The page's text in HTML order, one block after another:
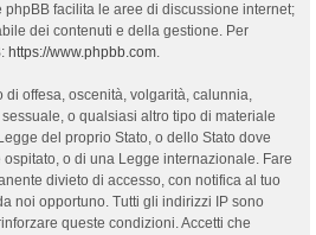
phpBB facilita le aree di discussione internet;
dei contenuti e della gestione. Per
https://www.phpbb.com.
offesa, oscenità, volgarità, calunnia,
o qualsiasi altro tipo di materiale
del proprio Stato, o dello Stato dove
ospitato, o di una Legge internazionale. Fare
divieto di accesso, con notifica al tuo
noi opportuno. Tutti gli indirizzi IP sono
queste condizioni. Accetti che